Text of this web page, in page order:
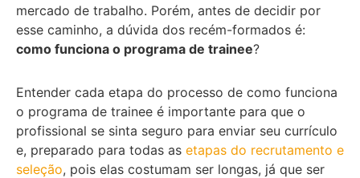
mercado de trabalho. Porém, antes de decidir por
esse caminho, a dúvida dos recém-formados é:
como funciona o programa de trainee?
Entender cada etapa do processo de como funciona
o programa de trainee é importante para que o
profissional se sinta seguro para enviar seu currículo
e, preparado para todas as etapas do recrutamento e
seleção, pois elas costumam ser longas, já que ser